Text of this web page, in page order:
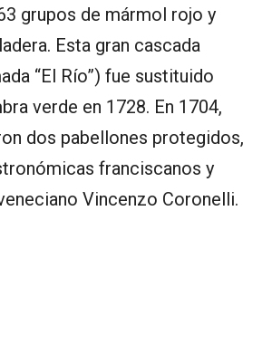
grupos de mármol rojo y
Esta gran cascada
“El Río”) fue sustituido
verde en 1728. En 1704,
dos pabellones protegidos,
franciscanos y
Vincenzo Coronelli.